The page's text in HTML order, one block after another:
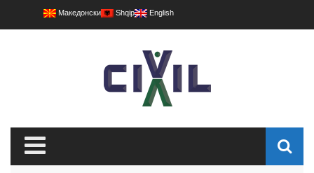
Македонски Shqip English